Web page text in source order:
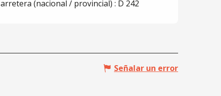
(nacional / provincial) : D 242
Señalar un error